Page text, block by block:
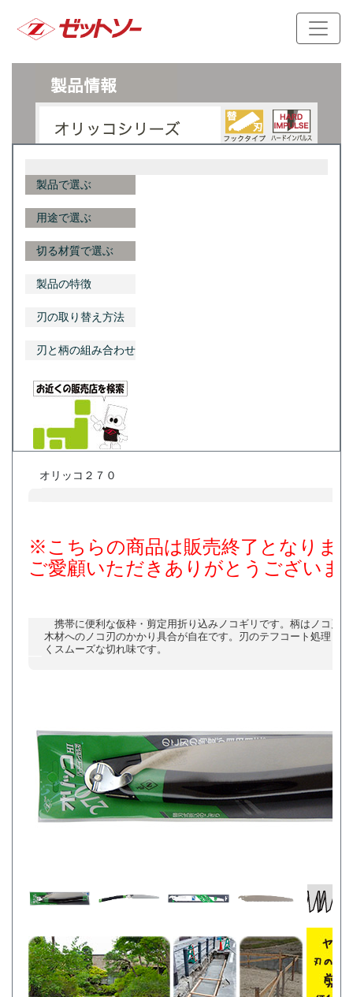
製品で選ぶ
用途で選ぶ
切る材質で選ぶ
製品の特徴
刃の取り替え方法
刃と柄の組み合わせ
オリッコ２７０
※こちらの商品は販売終了となりま
ご愛顧いただきありがとうございま
携帯に便利な仮枠・剪定用折り込みノコギリです。柄はノコ刃
木材へのノコ刃のかかり具合が自在です。刃のテフコート処理と
くスムーズな切れ味です。